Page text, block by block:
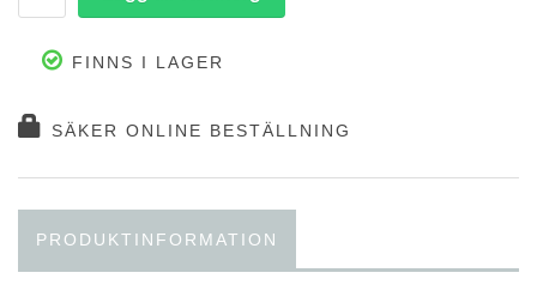
FINNS I LAGER
SÄKER ONLINE BESTÄLLNING
PRODUKTINFORMATION